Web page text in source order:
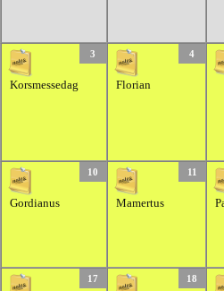
3
Korsmessedag
4
Florian
10
Gordianus
11
Mamertus
17 18